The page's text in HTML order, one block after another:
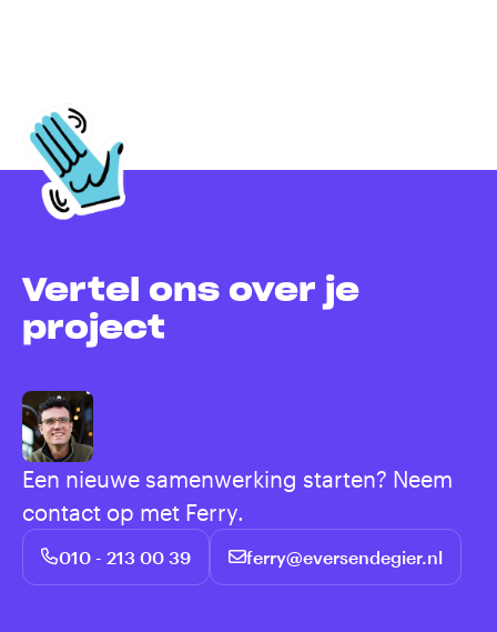
Vertel ons over je
project
Een nieuwe samenwerking starten? Neem
contact op met Ferry.
010 - 213 00 39 ferry@eversendegier.nl